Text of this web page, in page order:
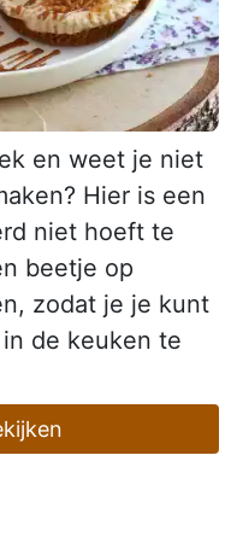
en weet je niet
Hier is een
niet hoeft te
beetje op
zodat je je kunt
de keuken te